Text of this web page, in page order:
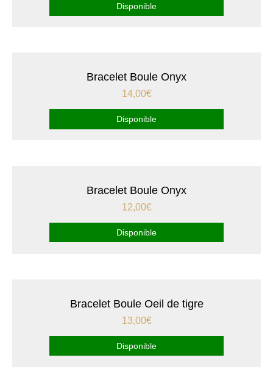
Disponible
Bracelet Boule Onyx
14,00€
Disponible
Bracelet Boule Onyx
12,00€
Disponible
Bracelet Boule Oeil de tigre
13,00€
Disponible